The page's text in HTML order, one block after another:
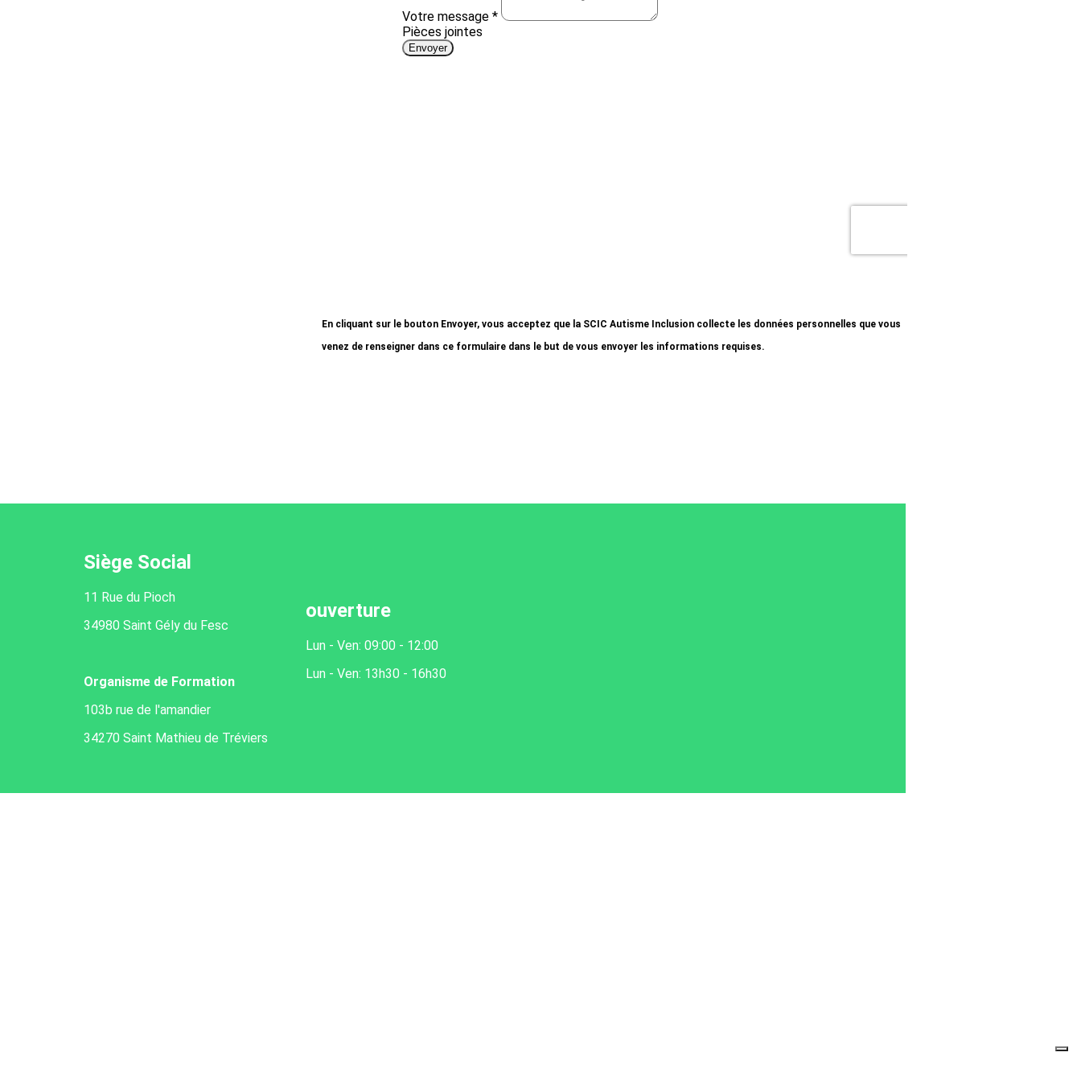
En cliquant sur le bouton Envoyer, vous acceptez que la SCIC Autisme Inclusion collecte les données personnelles que vous
venez de renseigner dans ce formulaire dans le but de vous envoyer les informations requises.
Siège Social
11 Rue du Pioch
34980 Saint Gély du Fesc
Organisme de Formation
103b rue de l'amandier
34270 Saint Mathieu de Tréviers
ouverture
Lun - Ven: 09:00 - 12:00
Lun - Ven: 13h30 - 16h30